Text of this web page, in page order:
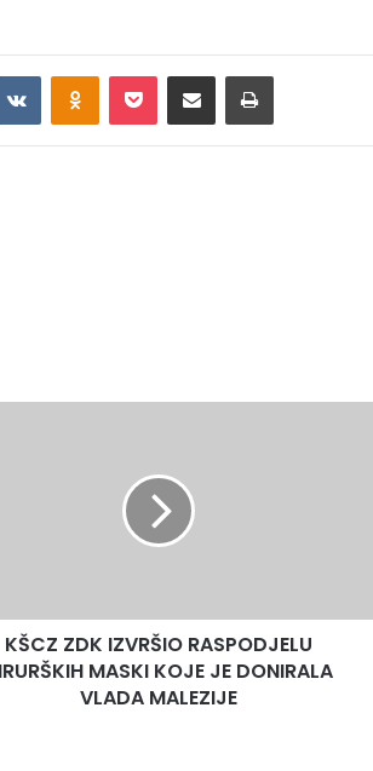
VKontakteOdnoklassniki
Pocket Podijeli putem Emaila Print
KŠCZ ZDK IZVRŠIO RASPODJELU
MASKI KOJE JE DONIRALA
VLADA MALEZIJE